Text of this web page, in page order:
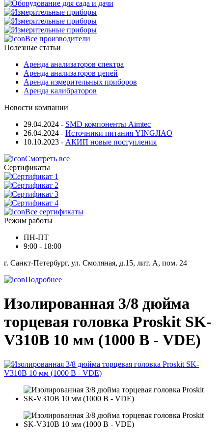
Все производители
Полезные статьи
Аренда анализаторов спектра
Аренда анализаторов цепей
Аренда измерительных приборов
Аренда калибраторов
Новости компании
29.04.2024 - SMD компоненты Aimtec
26.04.2024 - Источники питания YINGJIAO
10.10.2023 - АКИП новые поступления
Смотреть все
Сертификаты
Все сертификаты
Режим работы
ПН-ПТ
9:00 - 18:00
г. Санкт-Петербург, ул. Смоляная, д.15, лит. А, пом. 24
Подробнее
Изолированная 3/8 дюйма
торцевая головка Proskit SK-
V310B 10 мм (1000 В - VDE)